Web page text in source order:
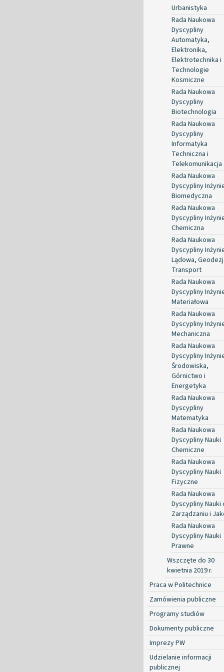
Urbanistyka
Rada Naukowa
Dyscypliny
Automatyka,
Elektronika,
Elektrotechnika i
Technologie
Kosmiczne
Rada Naukowa
Dyscypliny
Biotechnologia
Rada Naukowa
Dyscypliny
Informatyka
Techniczna i
Telekomunikacja
Rada Naukowa
Dyscypliny
Biomedyczna
Rada Naukowa
Dyscypliny
Chemiczna
Rada Naukowa
Dyscypliny
Lądowa,
Transport
Rada Naukowa
Dyscypliny
Materiałowa
Rada Naukowa
Dyscypliny
Mechaniczna
Rada Naukowa
Dyscypliny
Środowiska,
Górnictwo i
Energetyka
Rada Naukowa
Dyscypliny
Matematyka
Rada Naukowa
Dyscypliny Nauki
Chemiczne
Rada Naukowa
Dyscypliny Nauki
Fizyczne
Rada Naukowa
Dyscypliny Nauki
Zarządzaniu i
Rada Naukowa
Dyscypliny Nauki
Prawne
Wszczęte do 30
kwietnia 2019 r.
Praca w Politechnice
Zamówienia publiczne
Programy studiów
Dokumenty publiczne
Imprezy PW
Udzielanie informacji
publicznej